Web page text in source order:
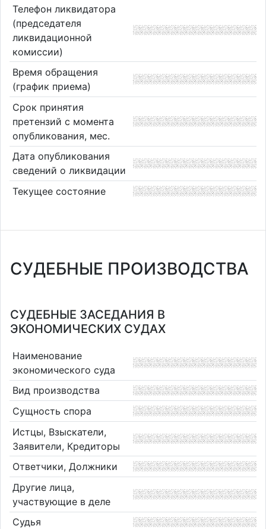
Телефон ликвидатора
(председателя
ликвидационной
комиссии)
Время обращения
(график приема)
Срок принятия
претензий с момента
опубликования, мес.
Дата опубликования
сведений о ликвидации
Текущее состояние
СУДЕБНЫЕ ПРОИЗВОДСТВА
СУДЕБНЫЕ ЗАСЕДАНИЯ В
ЭКОНОМИЧЕСКИХ СУДАХ
Наименование
экономического суда
Вид производства
Сущность спора
Истцы, Взыскатели,
Заявители, Кредиторы
Ответчики, Должники
Другие лица,
участвующие в деле
Судья